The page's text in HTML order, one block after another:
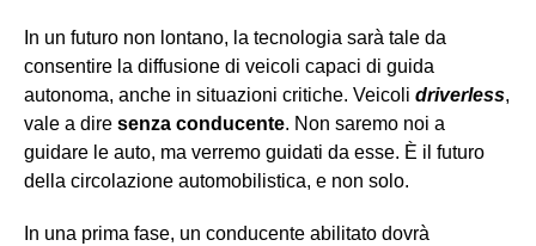
In un futuro non lontano, la tecnologia sarà tale da
consentire la diffusione di veicoli capaci di guida
autonoma, anche in situazioni critiche. Veicoli driverless,
vale a dire senza conducente. Non saremo noi a
guidare le auto, ma verremo guidati da esse. È il futuro
della circolazione automobilistica, e non solo.
In una prima fase, un conducente abilitato dovrà